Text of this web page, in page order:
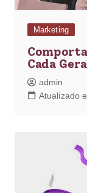
Marketing
Cada
admin
Atualizado